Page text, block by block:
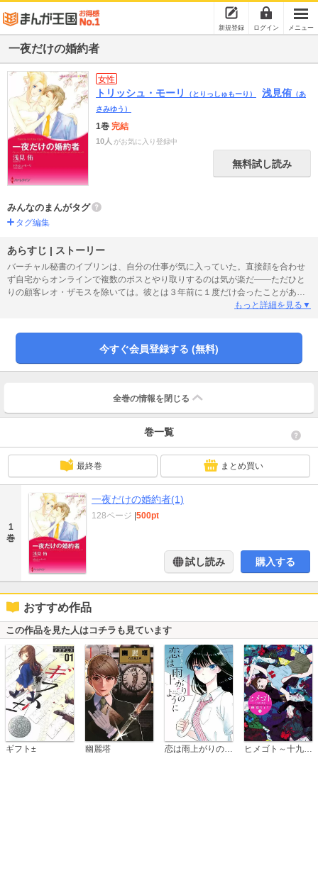
新規登録 ログイン メニュー
一夜だけの婚約者
女性
トリッシュ・モーリ （とりっしゅもーり） 浅見侑 （あ
さみゆう）
1巻 完結
10人 がお気に入り登録中
無料試し読み
みんなのまんがタグ
タグ編集
あらすじ | ストーリー
バーチャル秘書のイブリンは、自分の仕事が気に入っていた。直接顔を合わせ
ず自宅からオンラインで複数のボスとやり取りするのは気が楽だ――ただひと
りの顧客レオ・ザモスを除いては。彼とは３年前に１度だけ会ったことがあ
る。ひと目で惹かれあい、熱烈なキスを交わしたが、怖くなってその場から逃
か、厚かましくもイブリンに、夜をともにしてくれる女性を探してこいと命じ
もっと詳細を見る▼
今すぐ会員登録する (無料)
全巻の情報を 閉じる
巻一覧
最終巻 まとめ買い
1
巻
一夜だけの婚約者(1)
128ページ 500pt
試し読み 購入する
おすすめ作品
この作品を見た人はコチラも見ています
ギフト± 幽麗塔 恋は雨上がりのように ヒメゴト～十九歳の制服～